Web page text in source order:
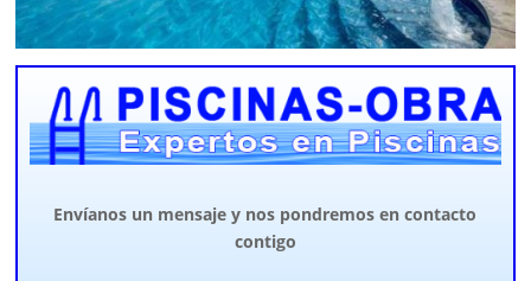
Envíanos un mensaje y nos pondremos en contacto
contigo